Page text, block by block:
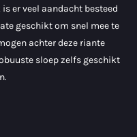
er veel aandacht besteed
geschikt om snel mee te
achter deze riante
sloep zelfs geschikt